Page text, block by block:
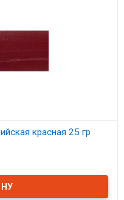
красная 25 гр